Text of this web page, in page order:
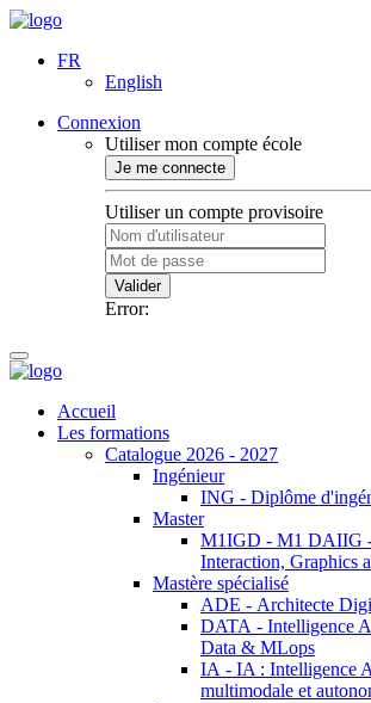
FR
English
Connexion
Utiliser mon compte école
Je me connecte
Utiliser un compte provisoire
Valider
Error:
Accueil
Les formations
Catalogue 2026 - 2027
Ingénieur
ING - Diplôme
Master
M1IGD - M1 DAIIG
Interaction, Graphics
Mastère spécialisé
ADE - Architecte
DATA - Intelligence
Data & MLops
IA - IA : Intelligence
multimodale et